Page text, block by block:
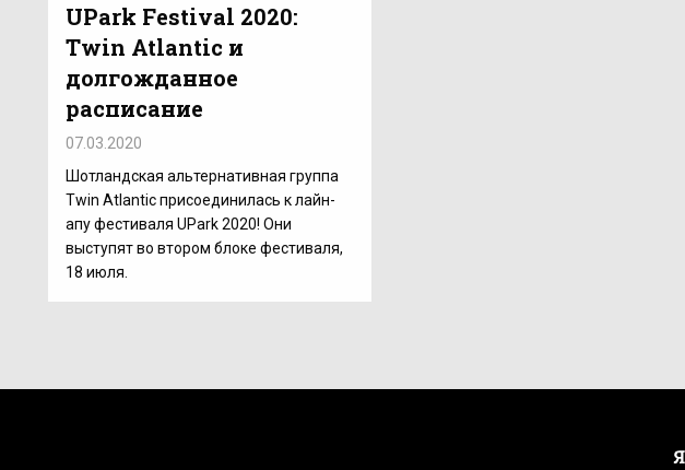
UPark Festival 2020:
Twin Atlantic и
долгожданное
расписание
07.03.2020
Шотландская альтернативная группа
Twin Atlantic присоединилась к лайн-
апу фестиваля UPark 2020! Они
выступят во втором блоке фестиваля,
18 июля.